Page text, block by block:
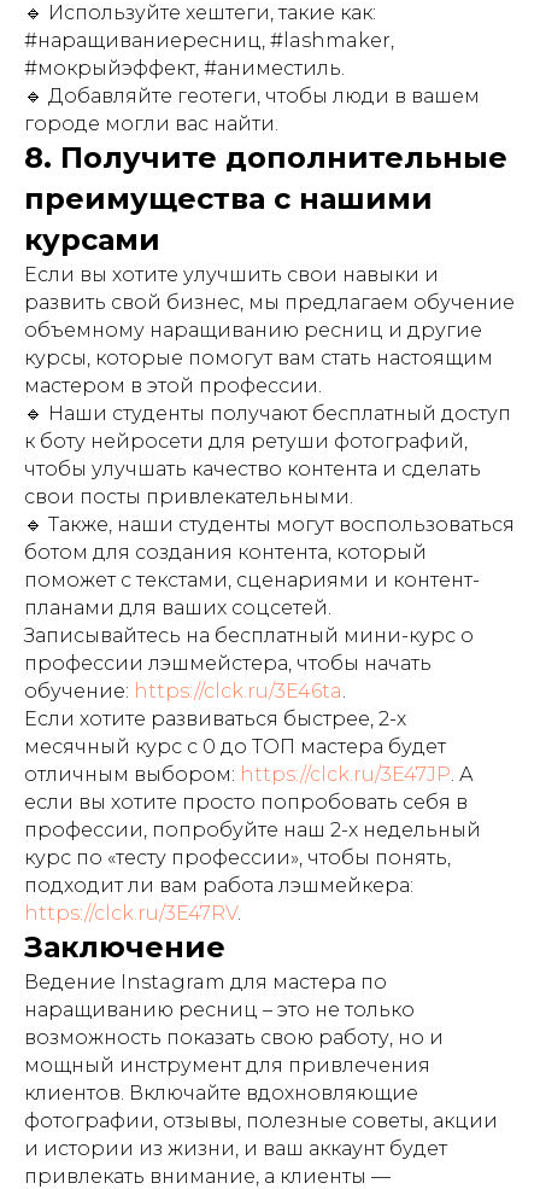
🔹 Используйте хештеги, такие как:
#наращиваниересниц, #lashmaker,
#мокрыйэффект, #аниместиль.
🔹 Добавляйте геотеги, чтобы люди в вашем
городе могли вас найти.
8. Получите дополнительные
преимущества с нашими
курсами
Если вы хотите улучшить свои навыки и
развить свой бизнес, мы предлагаем обучение
объемному наращиванию ресниц и другие
курсы, которые помогут вам стать настоящим
мастером в этой профессии.
🔹 Наши студенты получают бесплатный доступ
к боту нейросети для ретуши фотографий,
чтобы улучшать качество контента и сделать
свои посты привлекательными.
🔹 Также, наши студенты могут воспользоваться
ботом для создания контента, который
поможет с текстами, сценариями и контент-
планами для ваших соцсетей.
Записывайтесь на бесплатный мини-курс о
профессии лэшмейстера, чтобы начать
обучение: https://clck.ru/3E46ta.
Если хотите развиваться быстрее, 2-х
месячный курс с 0 до ТОП мастера будет
отличным выбором: https://clck.ru/3E47JP. А
если вы хотите просто попробовать себя в
профессии, попробуйте наш 2-х недельный
курс по «тесту профессии», чтобы понять,
подходит ли вам работа лэшмейкера:
https://clck.ru/3E47RV.
Заключение
Ведение Instagram для мастера по
наращиванию ресниц – это не только
возможность показать свою работу, но и
мощный инструмент для привлечения
клиентов. Включайте вдохновляющие
фотографии, отзывы, полезные советы, акции
и истории из жизни, и ваш аккаунт будет
привлекать внимание, а клиенты —